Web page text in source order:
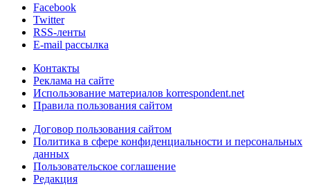
Facebook
Twitter
RSS-ленты
E-mail рассылка
Контакты
Реклама на сайте
Использование материалов korrespondent.net
Правила пользования сайтом
Договор пользования сайтом
Политика в сфере конфиденциальности и персональных
данных
Пользовательское соглашение
Редакция